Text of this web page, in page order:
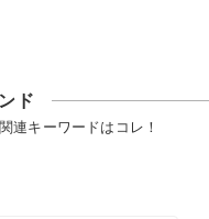
ド
連キーワードはコレ！